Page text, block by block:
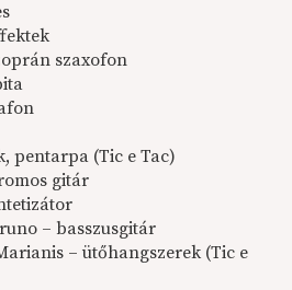
szaxofon
pentarpa (Tic e Tac)
gitár
– basszusgitár
– ütőhangszerek (Tic e